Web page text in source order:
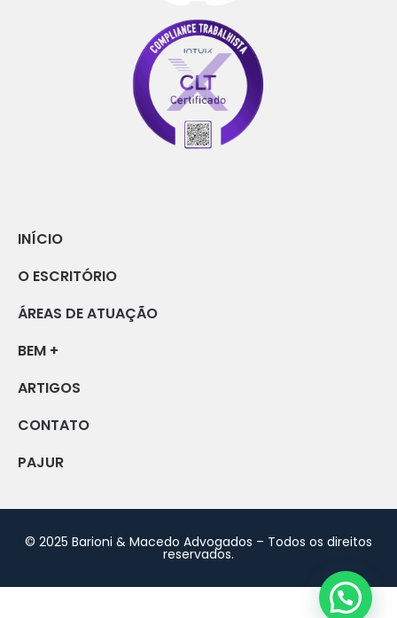
INÍCIO
O ESCRITÓRIO
ÁREAS DE ATUAÇÃO
BEM +
ARTIGOS
CONTATO
PAJUR
© 2025 Barioni & Macedo Advogados – Todos os direitos
reservados.